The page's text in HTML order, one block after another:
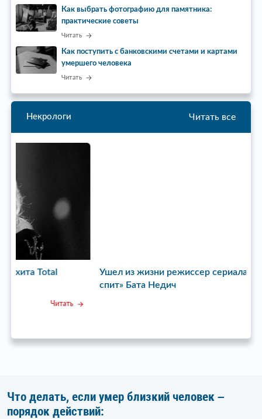
Как выбрать фотографию для памятника:
практические советы
Читать
Как поступить с банковскими счетами и картами
умершего человека
Читать
Некрологи Читать все
Ушел из жизни режиссер сериала «Пока станица
Что делать, если умер близкий человек –
порядок действий: